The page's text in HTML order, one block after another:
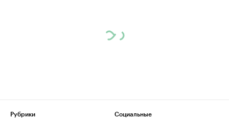
Рубрики
Социальные